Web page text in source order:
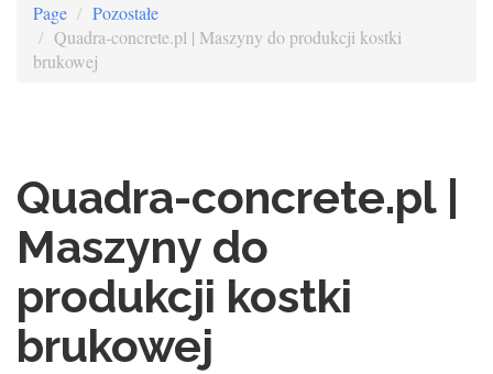
Page
Pozostałe
Quadra-concrete.pl | Maszyny do produkcji kostki
brukowej
Quadra-concrete.pl |
Maszyny do
produkcji kostki
brukowej